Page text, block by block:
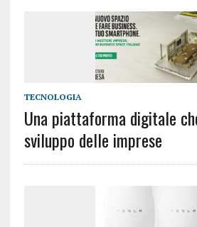
TECNOLOGIA
Una piattaforma digitale
sviluppo delle imprese